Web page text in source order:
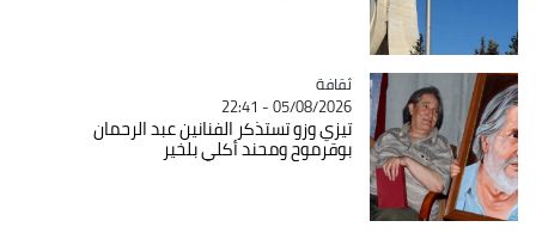
Catégorie
ثقافة
05/08/2026 - 22:41
تيزي وزو تستذكر الفنانين عبد الرحمان
بوقرموح ومحند أكلي بلخير